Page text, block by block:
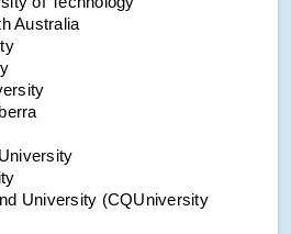
Australia
University (CQUniversity